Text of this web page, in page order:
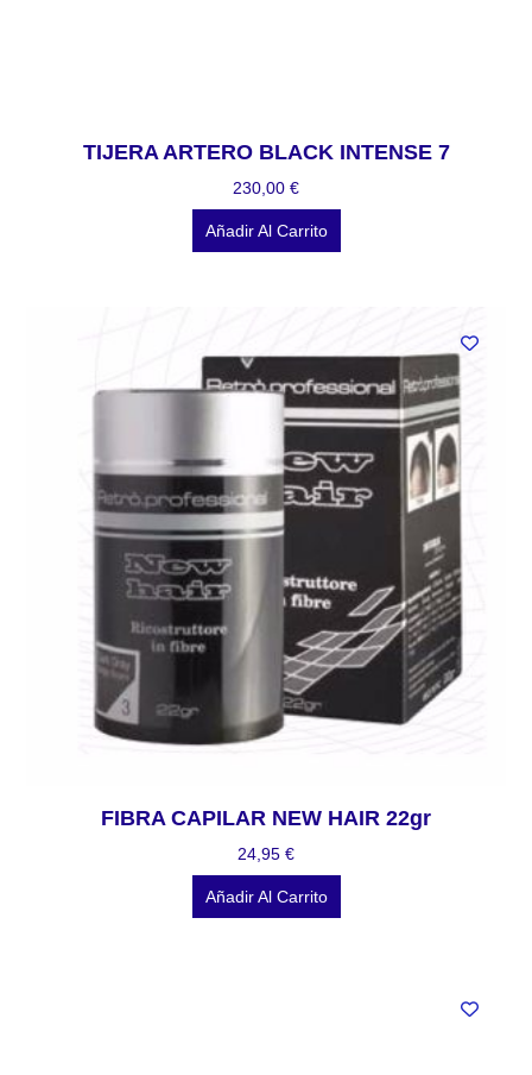
TIJERA ARTERO BLACK INTENSE 7
230,00 €
Añadir Al Carrito
FIBRA CAPILAR NEW HAIR 22gr
24,95 €
Añadir Al Carrito